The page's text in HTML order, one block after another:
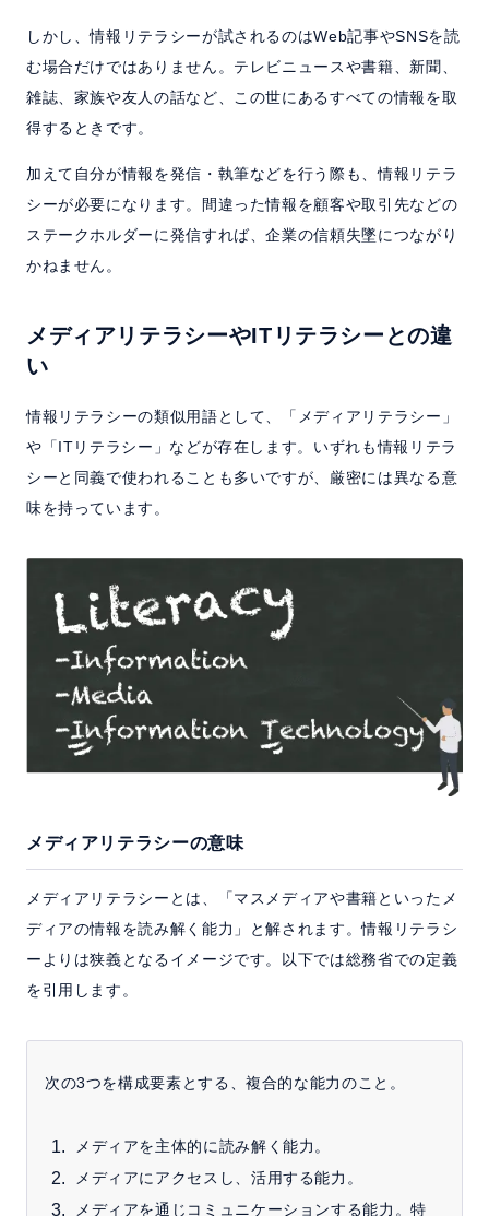
しかし、情報リテラシーが試されるのはWeb記事やSNSを読
む場合だけではありません。テレビニュースや書籍、新聞、
雑誌、家族や友人の話など、この世にあるすべての情報を取
得するときです。
加えて自分が情報を発信・執筆などを行う際も、情報リテラ
シーが必要になります。間違った情報を顧客や取引先などの
ステークホルダーに発信すれば、企業の信頼失墜につながり
かねません。
メディアリテラシーやITリテラシーとの違
い
情報リテラシーの類似用語として、「メディアリテラシー」
や「ITリテラシー」などが存在します。いずれも情報リテラ
シーと同義で使われることも多いですが、厳密には異なる意
味を持っています。
メディアリテラシーの意味
メディアリテラシーとは、「マスメディアや書籍といったメ
ディアの情報を読み解く能力」と解されます。情報リテラシ
ーよりは狭義となるイメージです。以下では総務省での定義
を引用します。
次の3つを構成要素とする、複合的な能力のこと。
メディアを主体的に読み解く能力。
メディアにアクセスし、活用する能力。
メディアを通じコミュニケーションする能力。特